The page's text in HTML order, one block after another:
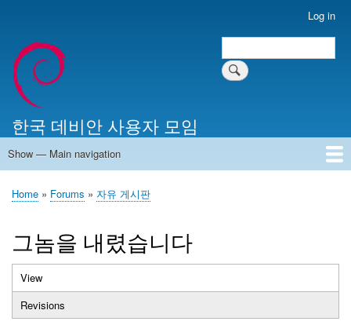
account
menu
Log in
Search
한국 데비안 사용자 모임
Main
Show — Main navigation
Home
알리는 말씀
최근 게시물
위키 문서
미러 서버
Breadcrumb
Home Forums 자유 게시판
그놈을 내렸습니다
Primary
tabs
View
tab)
Revisions